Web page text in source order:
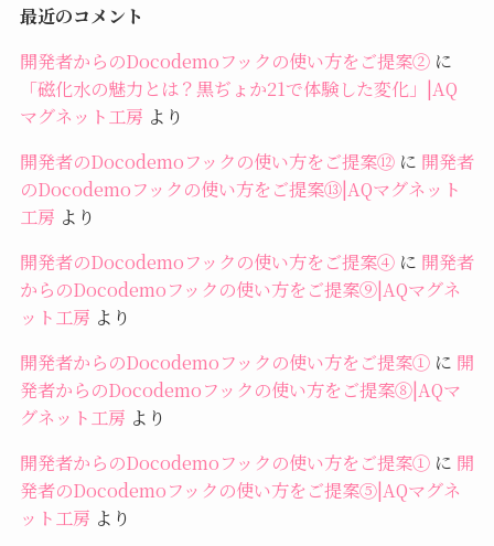
最近のコメント
開発者からのDocodemoフックの使い方をご提案②に
「磁化水の魅力とは？黒ぢょか21で体験した変化」|AQ
マグネット工房 より
開発者のDocodemoフックの使い方をご提案⑫に 開発者
のDocodemoフックの使い方をご提案⑬|AQマグネット
工房 より
開発者のDocodemoフックの使い方をご提案④に 開発者
からのDocodemoフックの使い方をご提案⑨|AQマグネ
ット工房 より
開発者からのDocodemoフックの使い方をご提案①に 開
発者からのDocodemoフックの使い方をご提案⑧|AQマ
グネット工房 より
開発者からのDocodemoフックの使い方をご提案①に 開
発者のDocodemoフックの使い方をご提案⑤|AQマグネ
ット工房 より